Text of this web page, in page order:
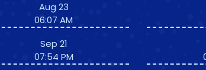
Aug 23
06:07 AM
Sep 21
07:54 PM